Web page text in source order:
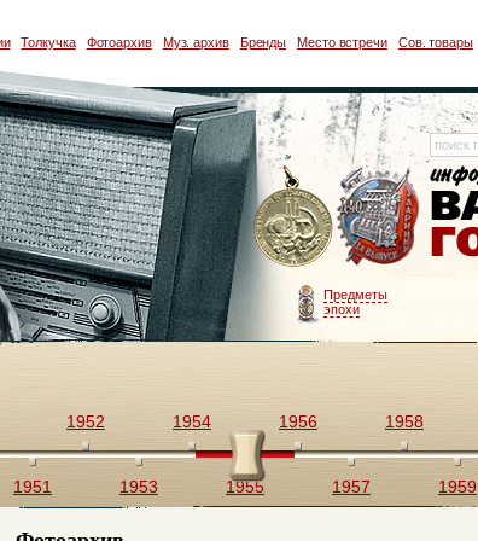
Толкучка Фотоархив Муз. архив Бренды Место встречи Сов. товары
Предметы
эпохи
1951
1952
1953
1954
1955
1956
1957
1958
1959